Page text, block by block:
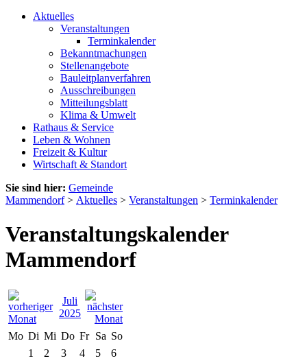
Aktuelles
Veranstaltungen
Terminkalender
Bekanntmachungen
Stellenangebote
Bauleitplanverfahren
Ausschreibungen
Mitteilungsblatt
Klima & Umwelt
Rathaus & Service
Leben & Wohnen
Freizeit & Kultur
Wirtschaft & Standort
Sie sind hier: Gemeinde
Mammendorf> Aktuelles > Veranstaltungen > Terminkalender
Veranstaltungskalender
Mammendorf
Juli
2025
Mo Di Mi Do Fr Sa So
1
2 3 4 5
6